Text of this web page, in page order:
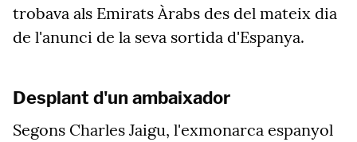
trobava als Emirats Àrabs des del mateix dia
de l'anunci de la seva sortida d'Espanya.
Desplant d'un ambaixador
Segons Charles Jaigu, l'exmonarca espanyol